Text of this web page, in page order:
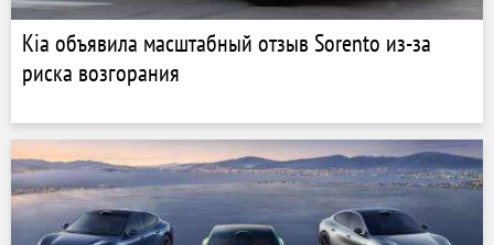
Kia объявила масштабный отзыв Sorento из-за
риска возгорания